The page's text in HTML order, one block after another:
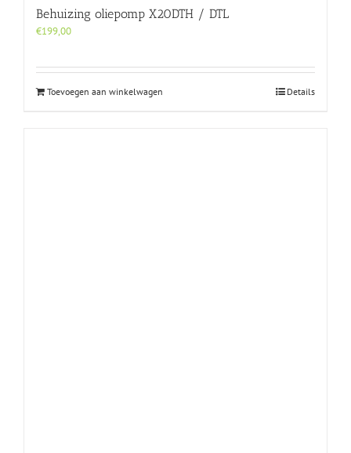
Behuizing oliepomp X20DTH / DTL
€199,00
Toevoegen aan winkelwagen Details